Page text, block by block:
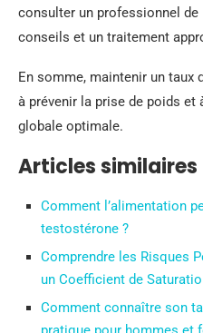
consulter un professionnel
conseils et un traitement
En somme, maintenir un
à prévenir la prise de poids et
globale optimale.
Articles similaires
Comment l’alimentation
testostérone ?
Comprendre les Risques
un Coefficient de
Comment connaître son